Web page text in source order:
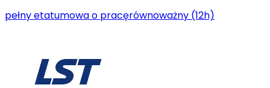
pełny etatumowa o pracęrównoważny (12h)